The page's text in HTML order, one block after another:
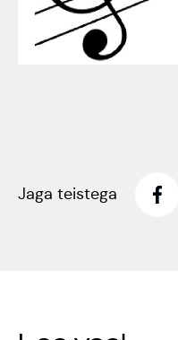
Kulno
Jaansoo
Jaga teistega